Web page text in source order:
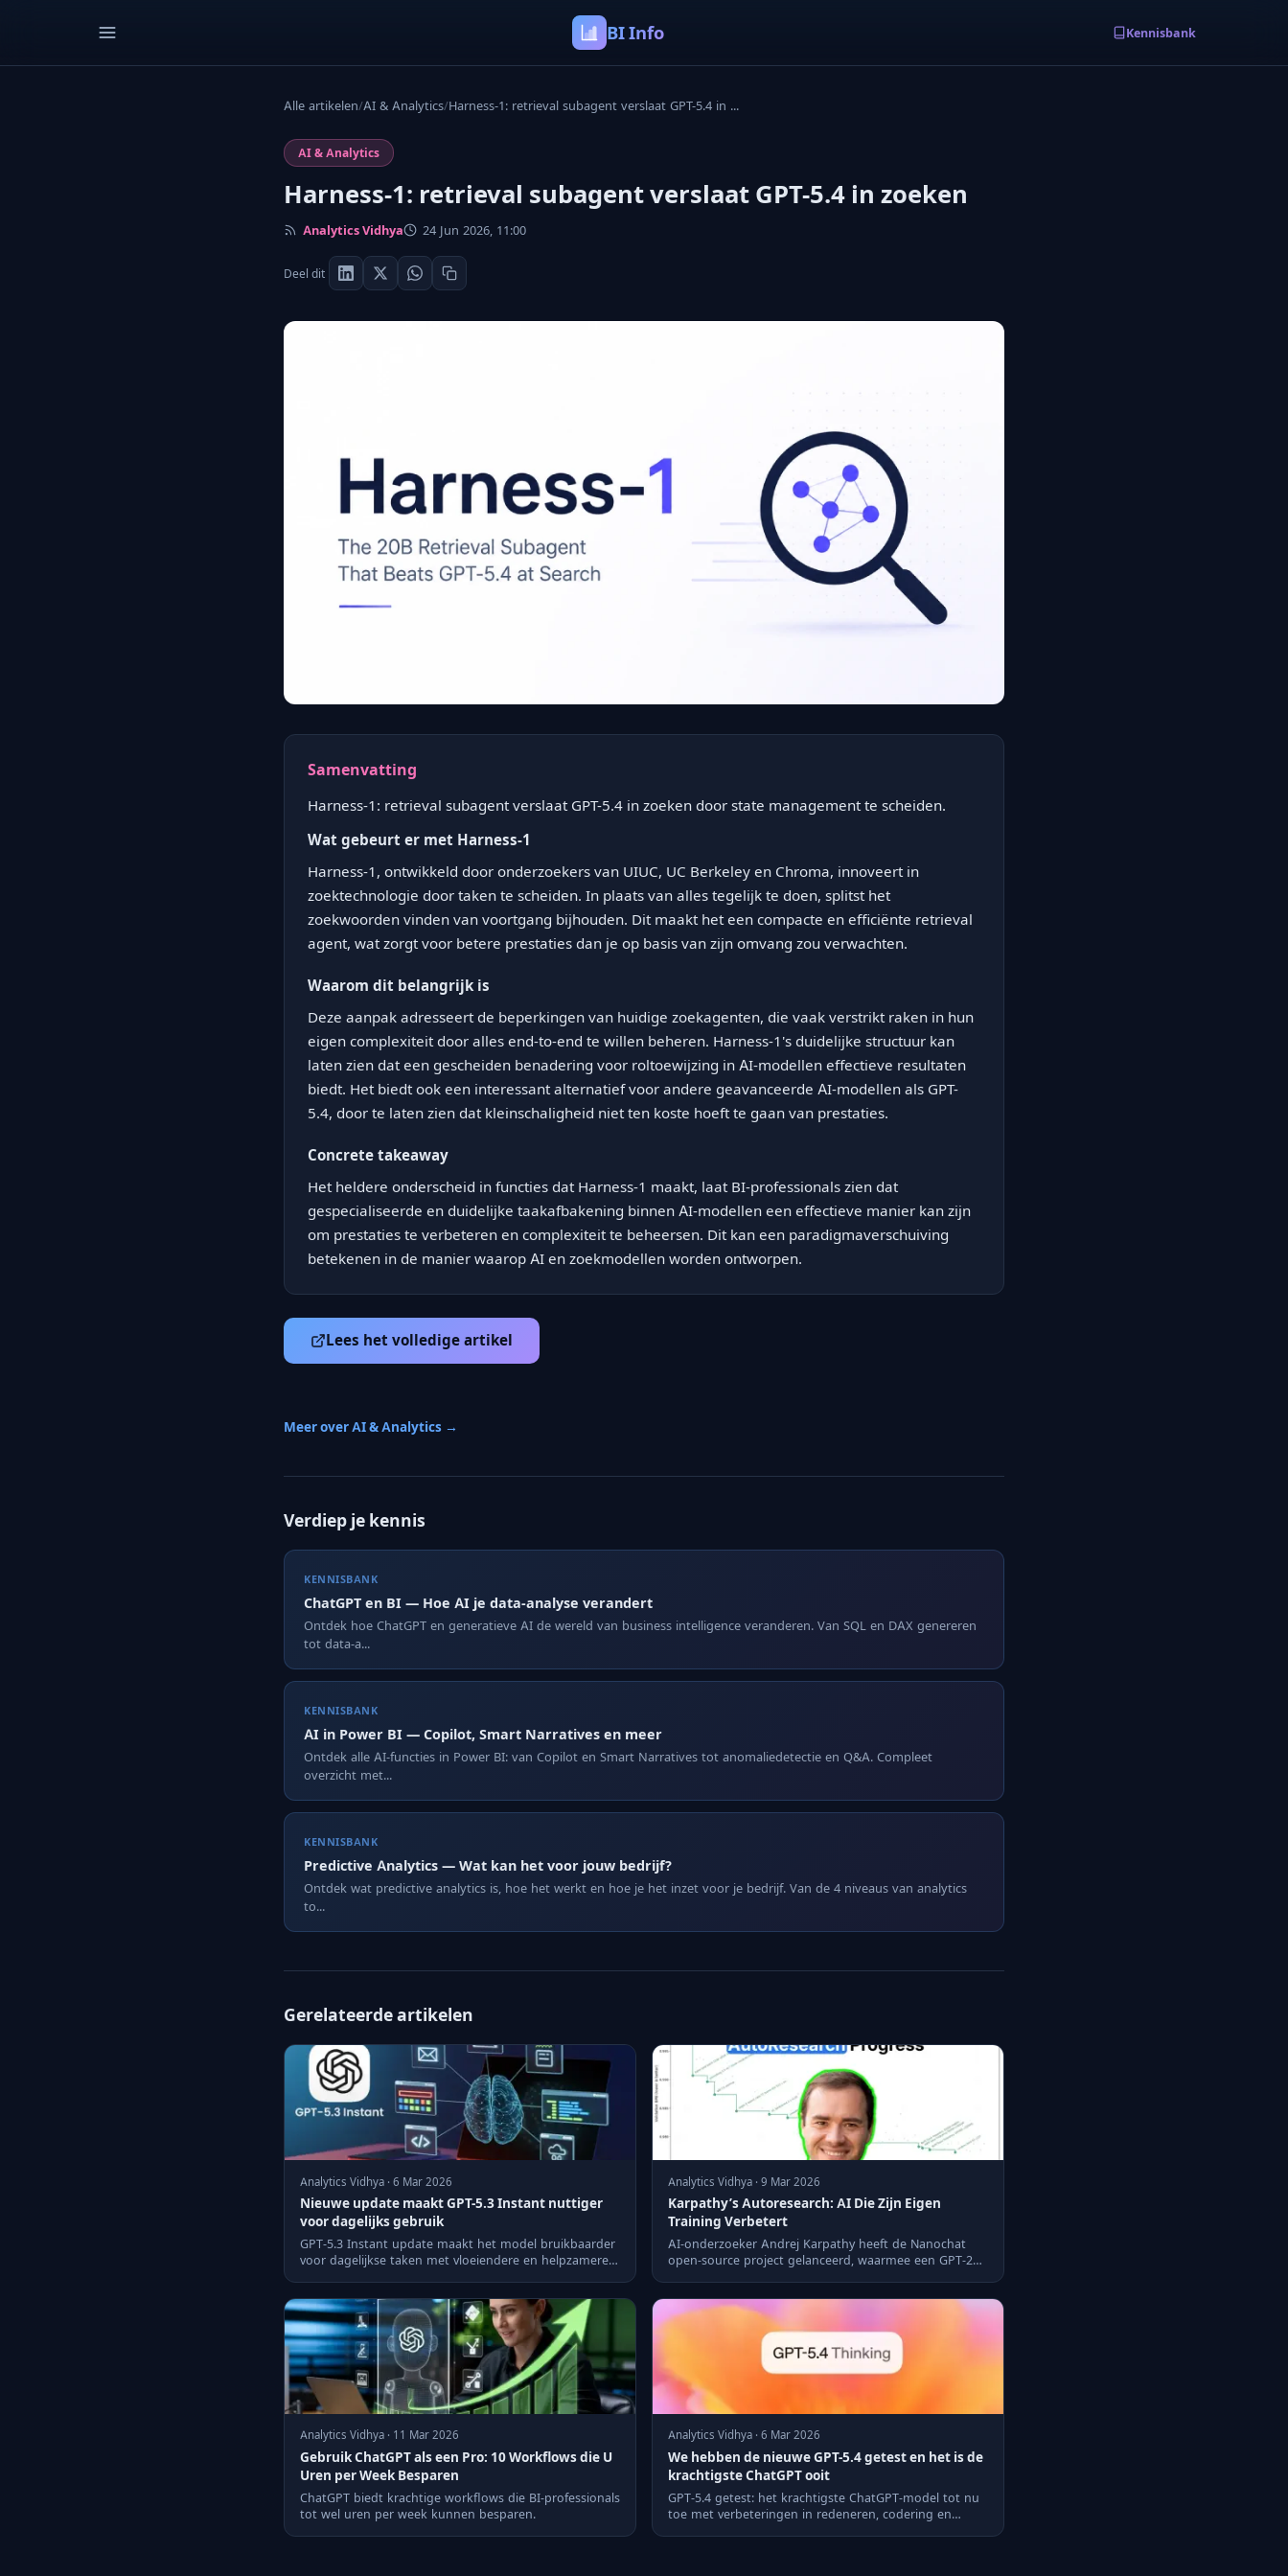
BI Info Kennisbank
Alle artikelen/AI & Analytics/Harness-1: retrieval subagent verslaat GPT-5.4 in ...
AI & Analytics
Harness-1: retrieval subagent verslaat GPT-5.4 in zoeken
Analytics Vidhya 24 Jun 2026, 11:00
Deel dit
Samenvatting
Harness-1: retrieval subagent verslaat GPT-5.4 in zoeken door state management te scheiden.
Wat gebeurt er met Harness-1
Harness-1, ontwikkeld door onderzoekers van UIUC, UC Berkeley en Chroma, innoveert in
zoektechnologie door taken te scheiden. In plaats van alles tegelijk te doen, splitst het
zoekwoorden vinden van voortgang bijhouden. Dit maakt het een compacte en efficiënte retrieval
agent, wat zorgt voor betere prestaties dan je op basis van zijn omvang zou verwachten.
Waarom dit belangrijk is
Deze aanpak adresseert de beperkingen van huidige zoekagenten, die vaak verstrikt raken in hun
eigen complexiteit door alles end-to-end te willen beheren. Harness-1's duidelijke structuur kan
laten zien dat een gescheiden benadering voor roltoewijzing in AI-modellen effectieve resultaten
biedt. Het biedt ook een interessant alternatief voor andere geavanceerde AI-modellen als GPT-
5.4, door te laten zien dat kleinschaligheid niet ten koste hoeft te gaan van prestaties.
Concrete takeaway
Het heldere onderscheid in functies dat Harness-1 maakt, laat BI-professionals zien dat
gespecialiseerde en duidelijke taakafbakening binnen AI-modellen een effectieve manier kan zijn
om prestaties te verbeteren en complexiteit te beheersen. Dit kan een paradigmaverschuiving
betekenen in de manier waarop AI en zoekmodellen worden ontworpen.
Lees het volledige artikel
Meer over AI & Analytics →
Verdiep je kennis
KENNISBANK
ChatGPT en BI — Hoe AI je data-analyse verandert
Ontdek hoe ChatGPT en generatieve AI de wereld van business intelligence veranderen. Van SQL en DAX genereren
tot data-a...
KENNISBANK
AI in Power BI — Copilot, Smart Narratives en meer
Ontdek alle AI-functies in Power BI: van Copilot en Smart Narratives tot anomaliedetectie en Q&A. Compleet
overzicht met...
KENNISBANK
Predictive Analytics — Wat kan het voor jouw bedrijf?
Ontdek wat predictive analytics is, hoe het werkt en hoe je het inzet voor je bedrijf. Van de 4 niveaus van analytics
to...
Gerelateerde artikelen
Analytics Vidhya · 6 Mar 2026
Nieuwe update maakt GPT-5.3 Instant nuttiger
voor dagelijks gebruik
GPT-5.3 Instant update maakt het model bruikbaarder
voor dagelijkse taken met vloeiendere en helpzamere
Analytics Vidhya · 9 Mar 2026
Karpathy’s Autoresearch: AI Die Zijn Eigen
Training Verbetert
AI-onderzoeker Andrej Karpathy heeft de Nanochat
open-source project gelanceerd, waarmee een GPT-2
Analytics Vidhya · 11 Mar 2026
Gebruik ChatGPT als een Pro: 10 Workflows die U
Uren per Week Besparen
ChatGPT biedt krachtige workflows die BI-professionals
tot wel uren per week kunnen besparen.
Analytics Vidhya · 6 Mar 2026
We hebben de nieuwe GPT-5.4 getest en het is de
krachtigste ChatGPT ooit
GPT-5.4 getest: het krachtigste ChatGPT-model tot nu
toe met verbeteringen in redeneren, codering en